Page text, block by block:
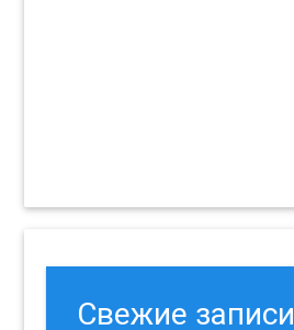
Свежие записи